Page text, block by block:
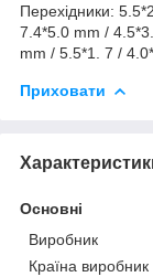
Перехідники:
7.4*5.0 mm /
mm / 5.5*1. 7 /
Приховати
Основні
Виробник
Країна виробник